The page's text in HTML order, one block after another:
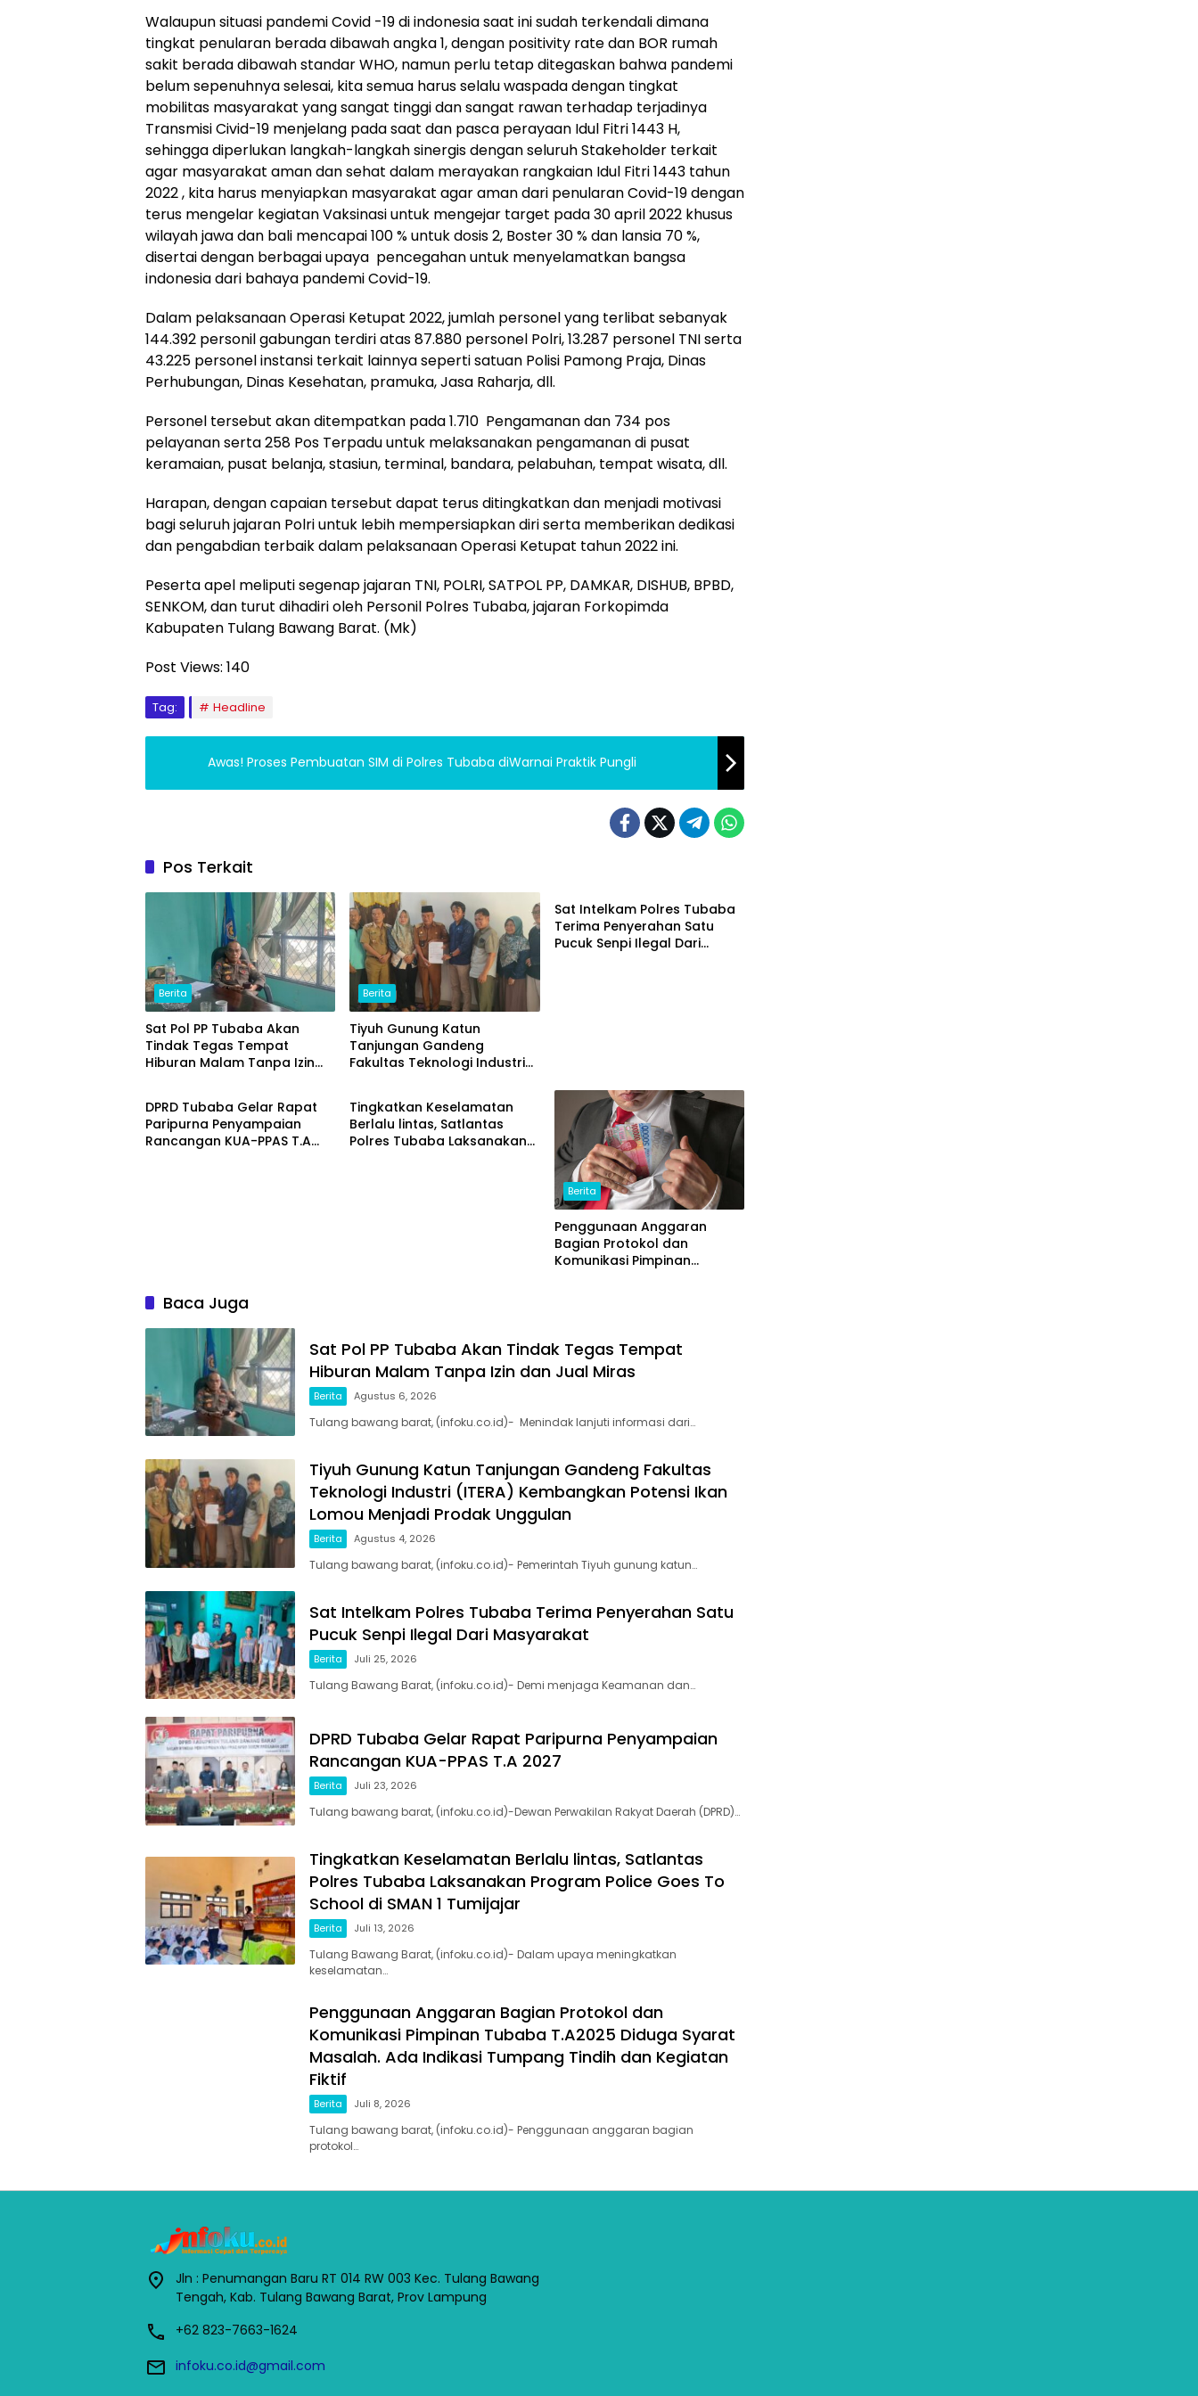
Walaupun situasi pandemi Covid -19 di indonesia saat ini sudah terkendali dimana
tingkat penularan berada dibawah angka 1, dengan positivity rate dan BOR rumah
sakit berada dibawah standar WHO, namun perlu tetap ditegaskan bahwa pandemi
belum sepenuhnya selesai, kita semua harus selalu waspada dengan tingkat
mobilitas masyarakat yang sangat tinggi dan sangat rawan terhadap terjadinya
Transmisi Civid-19 menjelang pada saat dan pasca perayaan Idul Fitri 1443 H,
sehingga diperlukan langkah-langkah sinergis dengan seluruh Stakeholder terkait
agar masyarakat aman dan sehat dalam merayakan rangkaian Idul Fitri 1443 tahun
2022 , kita harus menyiapkan masyarakat agar aman dari penularan Covid-19 dengan
terus mengelar kegiatan Vaksinasi untuk mengejar target pada 30 april 2022 khusus
wilayah jawa dan bali mencapai 100 % untuk dosis 2, Boster 30 % dan lansia 70 %,
disertai dengan berbagai upaya pencegahan untuk menyelamatkan bangsa
indonesia dari bahaya pandemi Covid-19.
Dalam pelaksanaan Operasi Ketupat 2022, jumlah personel yang terlibat sebanyak
144.392 personil gabungan terdiri atas 87.880 personel Polri, 13.287 personel TNI serta
43.225 personel instansi terkait lainnya seperti satuan Polisi Pamong Praja, Dinas
Perhubungan, Dinas Kesehatan, pramuka, Jasa Raharja, dll.
Personel tersebut akan ditempatkan pada 1.710 Pengamanan dan 734 pos
pelayanan serta 258 Pos Terpadu untuk melaksanakan pengamanan di pusat
keramaian, pusat belanja, stasiun, terminal, bandara, pelabuhan, tempat wisata, dll.
Harapan, dengan capaian tersebut dapat terus ditingkatkan dan menjadi motivasi
bagi seluruh jajaran Polri untuk lebih mempersiapkan diri serta memberikan dedikasi
dan pengabdian terbaik dalam pelaksanaan Operasi Ketupat tahun 2022 ini.
Peserta apel meliputi segenap jajaran TNI, POLRI, SATPOL PP, DAMKAR, DISHUB, BPBD,
SENKOM, dan turut dihadiri oleh Personil Polres Tubaba, jajaran Forkopimda
Kabupaten Tulang Bawang Barat. (Mk)
Post Views: 140
Tag: Headline
Awas! Proses Pembuatan SIM di Polres Tubaba diWarnai Praktik Pungli
Pos Terkait
Berita
Sat Pol PP Tubaba Akan
Tindak Tegas Tempat
Hiburan Malam Tanpa Izin
Berita
Tiyuh Gunung Katun
Tanjungan Gandeng
Fakultas Teknologi Industri
Unggulan
Sat Intelkam Polres Tubaba
Terima Penyerahan Satu
Pucuk Senpi Ilegal Dari
Berita
DPRD Tubaba Gelar Rapat
Paripurna Penyampaian
Rancangan KUA-PPAS T.A
Berita
Tingkatkan Keselamatan
Berlalu lintas, Satlantas
Polres Tubaba Laksanakan
Berita
Penggunaan Anggaran
Bagian Protokol dan
Komunikasi Pimpinan
Baca Juga
Sat Pol PP Tubaba Akan Tindak Tegas Tempat
Hiburan Malam Tanpa Izin dan Jual Miras
Berita Agustus 6, 2026
Tulang bawang barat, (infoku.co.id)- Menindak lanjuti informasi dari…
Tiyuh Gunung Katun Tanjungan Gandeng Fakultas
Teknologi Industri (ITERA) Kembangkan Potensi Ikan
Lomou Menjadi Prodak Unggulan
Berita Agustus 4, 2026
Tulang bawang barat, (infoku.co.id)- Pemerintah Tiyuh gunung katun…
Sat Intelkam Polres Tubaba Terima Penyerahan Satu
Pucuk Senpi Ilegal Dari Masyarakat
Berita Juli 25, 2026
Tulang Bawang Barat, (infoku.co.id)- Demi menjaga Keamanan dan…
DPRD Tubaba Gelar Rapat Paripurna Penyampaian
Rancangan KUA-PPAS T.A 2027
Berita Juli 23, 2026
Tulang bawang barat, (infoku.co.id)-Dewan Perwakilan Rakyat Daerah (DPRD)…
Tingkatkan Keselamatan Berlalu lintas, Satlantas
Polres Tubaba Laksanakan Program Police Goes To
School di SMAN 1 Tumijajar
Berita Juli 13, 2026
Tulang Bawang Barat, (infoku.co.id)- Dalam upaya meningkatkan
keselamatan…
Penggunaan Anggaran Bagian Protokol dan
Komunikasi Pimpinan Tubaba T.A2025 Diduga Syarat
Masalah. Ada Indikasi Tumpang Tindih dan Kegiatan
Fiktif
Berita Juli 8, 2026
Tulang bawang barat, (infoku.co.id)- Penggunaan anggaran bagian
protokol…
Jln : Penumangan Baru RT 014 RW 003 Kec. Tulang Bawang
Tengah, Kab. Tulang Bawang Barat, Prov Lampung
+62 823-7663-1624
infoku.co.id@gmail.com